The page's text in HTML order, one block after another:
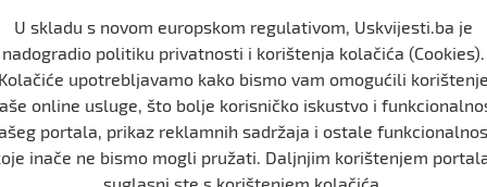
a od vlasnika objekata se ne zahtijevaju preinake
od 2.000 KM do 5.000 KM za pravna lica, od 300
KM za vlasnike i korisnike prostora gdje je pušenje
U skladu s novom europskom regulativom, Uskvijesti.ba je
nadogradio politiku privatnosti i korištenja kolačića (Cookies).
Kolačiće upotrebljavamo kako bismo vam omogućili korištenje
online usluge, što bolje korisničko iskustvo i
portala, prikaz reklamnih sadržaja i ostale
inače ne bismo mogli pružati. Daljnjim korištenjem